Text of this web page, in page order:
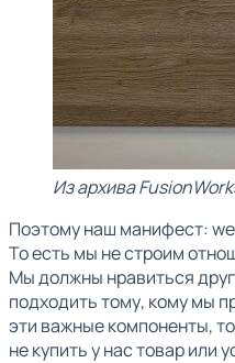
Из архива
Поэтому наш манифест:
То есть мы не строим
Мы должны нравиться
подходить тому, кому мы
эти важные компоненты,
не купить у нас товар или